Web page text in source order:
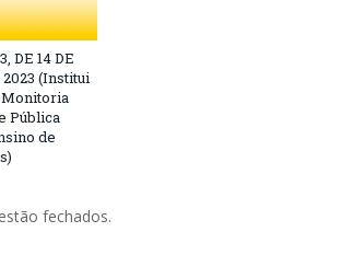
DE 14 DE
2023 (Institui
Pública
de
fechados.